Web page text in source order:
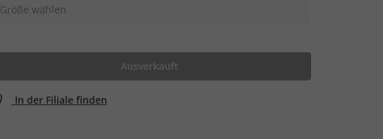
Größe wählen
Ausverkauft
In der Filiale finden